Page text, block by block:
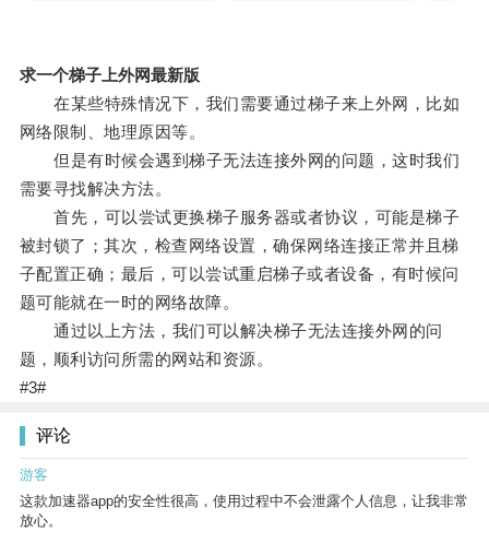
求一个梯子上外网最新版
在某些特殊情况下，我们需要通过梯子来上外网，比如
网络限制、地理原因等。
但是有时候会遇到梯子无法连接外网的问题，这时我们
需要寻找解决方法。
首先，可以尝试更换梯子服务器或者协议，可能是梯子
被封锁了；其次，检查网络设置，确保网络连接正常并且梯
子配置正确；最后，可以尝试重启梯子或者设备，有时候问
题可能就在一时的网络故障。
通过以上方法，我们可以解决梯子无法连接外网的问
题，顺利访问所需的网站和资源。
#3#
评论
游客
这款加速器app的安全性很高，使用过程中不会泄露个人信息，让我非常
放心。